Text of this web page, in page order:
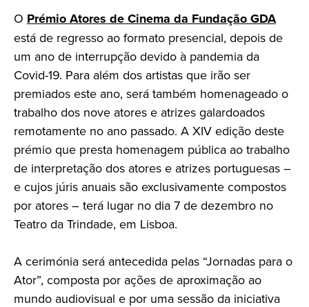
O Prémio Atores de Cinema da Fundação GDA
está de regresso ao formato presencial, depois de
um ano de interrupção devido à pandemia da
Covid-19. Para além dos artistas que irão ser
premiados este ano, será também homenageado o
trabalho dos nove atores e atrizes galardoados
remotamente no ano passado. A XIV edição deste
prémio que presta homenagem pública ao trabalho
de interpretação dos atores e atrizes portuguesas –
e cujos júris anuais são exclusivamente compostos
por atores – terá lugar no dia 7 de dezembro no
Teatro da Trindade, em Lisboa.
A cerimónia será antecedida pelas “Jornadas para o
Ator”, composta por ações de aproximação ao
mundo audiovisual e por uma sessão da iniciativa